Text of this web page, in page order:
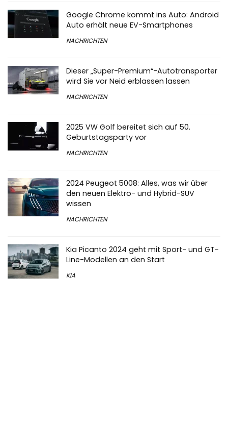
Google Chrome kommt ins Auto: Android
Auto erhält neue EV-Smartphones
NACHRICHTEN
Dieser „Super-Premium“-Autotransporter
wird Sie vor Neid erblassen lassen
NACHRICHTEN
2025 VW Golf bereitet sich auf 50.
Geburtstagsparty vor
NACHRICHTEN
2024 Peugeot 5008: Alles, was wir über
den neuen Elektro- und Hybrid-SUV
wissen
NACHRICHTEN
Kia Picanto 2024 geht mit Sport- und GT-
Line-Modellen an den Start
KIA